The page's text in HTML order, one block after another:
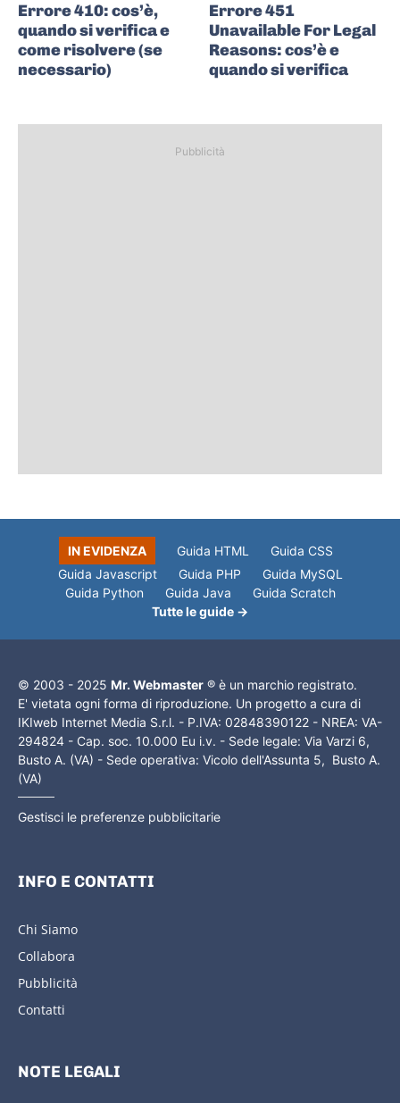
Errore 410: cos’è,
quando si verifica e
come risolvere (se
necessario)
Errore 451
Unavailable For Legal
Reasons: cos’è e
quando si verifica
Pubblicità
IN EVIDENZA Guida HTML
Guida CSS
Guida Javascript
Guida PHP
Guida MySQL
Guida Python
Guida Java
Guida Scratch
Tutte le guide →
© 2003 - 2025 Mr. Webmaster ® è un marchio registrato.
E' vietata ogni forma di riproduzione. Un progetto a cura di
IKIweb Internet Media S.r.l. - P.IVA: 02848390122 - NREA: VA-
294824 - Cap. soc. 10.000 Eu i.v. - Sede legale: Via Varzi 6,
Busto A. (VA) - Sede operativa: Vicolo dell'Assunta 5, Busto A.
(VA)
Gestisci le preferenze pubblicitarie
INFO E CONTATTI
Chi Siamo
Collabora
Pubblicità
Contatti
NOTE LEGALI